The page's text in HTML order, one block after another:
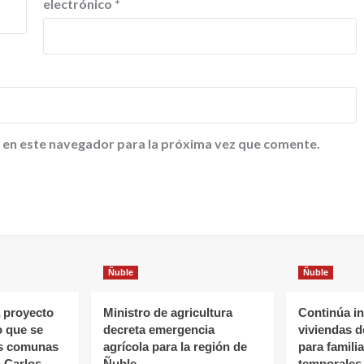
electrónico *
este navegador para la próxima vez que comente.
proyecto
que se
comunas
Ñuble
Ministro de agricultura
decreta emergencia
agrícola para la región de
Ñuble
Continúa
viviendas
para